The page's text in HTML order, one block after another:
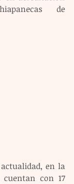
de
en la
cuentan con 17